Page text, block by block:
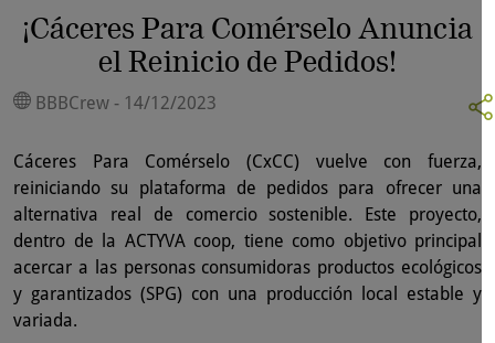
¡Cáceres Para Comérselo Anuncia
el Reinicio de Pedidos!
BBBCrew - 14/12/2023
Cáceres Para Comérselo (CxCC) vuelve con fuerza,
reiniciando su plataforma de pedidos para ofrecer una
alternativa real de comercio sostenible. Este proyecto,
dentro de la ACTYVA coop, tiene como objetivo principal
acercar a las personas consumidoras productos ecológicos
y garantizados (SPG) con una producción local estable y
variada.